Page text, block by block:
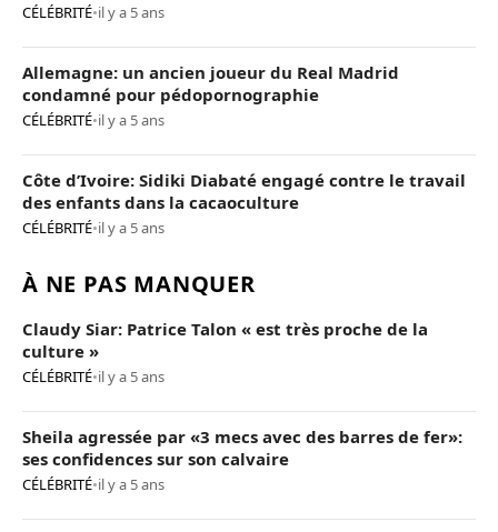
CÉLÉBRITÉ•il y a 5 ans
Allemagne: un ancien joueur du Real Madrid
condamné pour pédopornographie
CÉLÉBRITÉ•il y a 5 ans
Côte d’Ivoire: Sidiki Diabaté engagé contre le travail
des enfants dans la cacaoculture
CÉLÉBRITÉ•il y a 5 ans
À NE PAS MANQUER
Claudy Siar: Patrice Talon « est très proche de la
culture »
CÉLÉBRITÉ•il y a 5 ans
Sheila agressée par «3 mecs avec des barres de fer»:
ses confidences sur son calvaire
CÉLÉBRITÉ•il y a 5 ans